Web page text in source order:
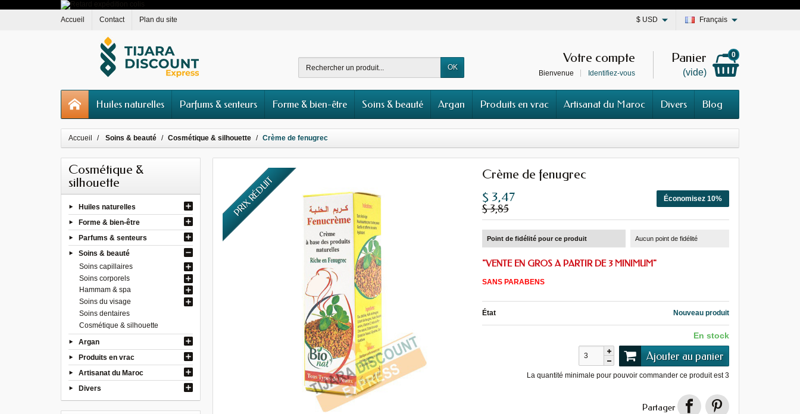
Accueil Contact Plan du site Français
$ USD
OK
Panier
(vide)
0
Votre compte
Bienvenue Identifiez-vous
Huiles naturelles Parfums & senteurs Forme & bien-être Soins & beauté Argan Produits en vrac Artisanat du Maroc Divers Blog
Accueil Soins & beauté Cosmétique & silhouette Crème de fenugrec
Cosmétique &
silhouette
Huiles naturelles
Forme & bien-être
Parfums & senteurs
Soins & beauté
Soins capillaires
Soins corporels
Hammam & spa
Soins du visage
Soins dentaires
Cosmétique & silhouette
Argan
Produits en vrac
Artisanat du Maroc
Divers
PRIX RÉDUIT
Crème de fenugrec
Économisez 10%
$ 3,47
$ 3,85
Point de fidélité pour ce produit Aucun point de fidélité
"VENTE EN GROS A PARTIR DE 3 MINIMUM"
SANS PARABENS
État Nouveau produit
En stock
Ajouter au panier
La quantité minimale pour pouvoir commander ce produit est3
Partager